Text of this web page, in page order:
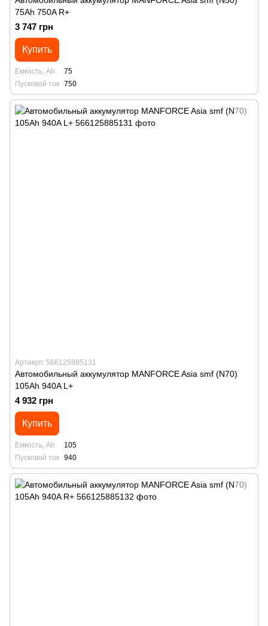
75Ah 750A R+
3 747 грн
Купить
Емкость, Ah
75
Пусковой ток 750
Артикул: 566125885131
Автомобильный аккумулятор MANFORСE Asia smf (N70)
105Ah 940A L+
4 932 грн
Купить
Емкость, Ah
105
Пусковой ток 940